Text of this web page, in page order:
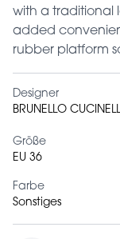
with a traditional
added
rubber platform
Designer
BRUNELLO
Größe
EU 36
Farbe
Sonstiges